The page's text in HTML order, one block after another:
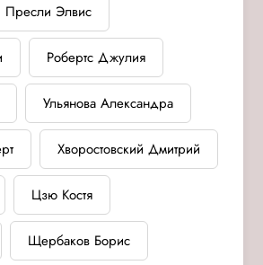
Пресли Элвис
Робертс Джулия
Ульянова Александра
Хворостовский Дмитрий
Цзю Костя
Щербаков Борис